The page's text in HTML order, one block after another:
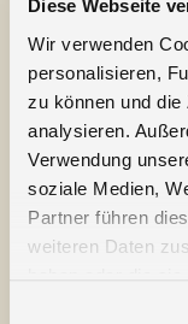
Diese Webseite
Wir verwenden
personalisieren,
zu können und
analysieren.
Verwendung
soziale Medien,
Partner führen
weiteren Daten
Integration von